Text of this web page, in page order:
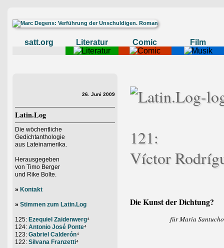
satt.org Literatur Comic Film
26. Juni 2009
Latin.Log
Die wöchentliche
Gedichtanthologie
aus Lateinamerika.
Herausgegeben
von Timo Berger
und Rike Bolte.
» Kontakt
» Stimmen zum Latin.Log
125: Ezequiel Zaidenwerg⁴
124: Antonio José Ponte⁴
123: Gabriel Calderón⁴
122: Silvana Franzetti⁴
121:
Víctor
Die Kunst der Dichtung?
für María